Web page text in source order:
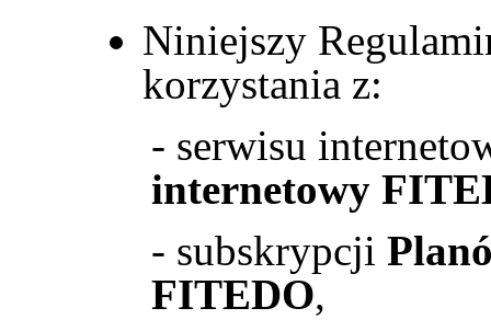
Niniejszy
korzystania z:
- serwisu
internetowy
- subskrypcji
FITEDO,